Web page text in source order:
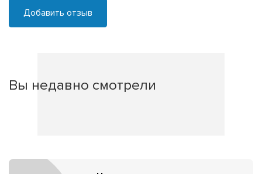
Добавить отзыв
Вы недавно смотрели